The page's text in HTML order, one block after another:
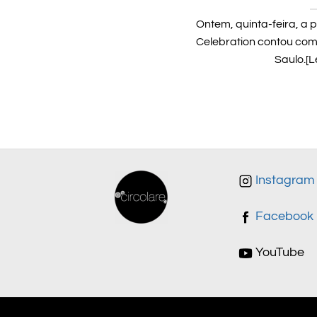
Ontem, quinta-feira, a
Celebration contou
Instagram
Facebook
YouTube